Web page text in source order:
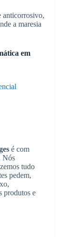
anticorrosivo,
a maresia
em
é com
Nós
tudo
pedem,
produtos e